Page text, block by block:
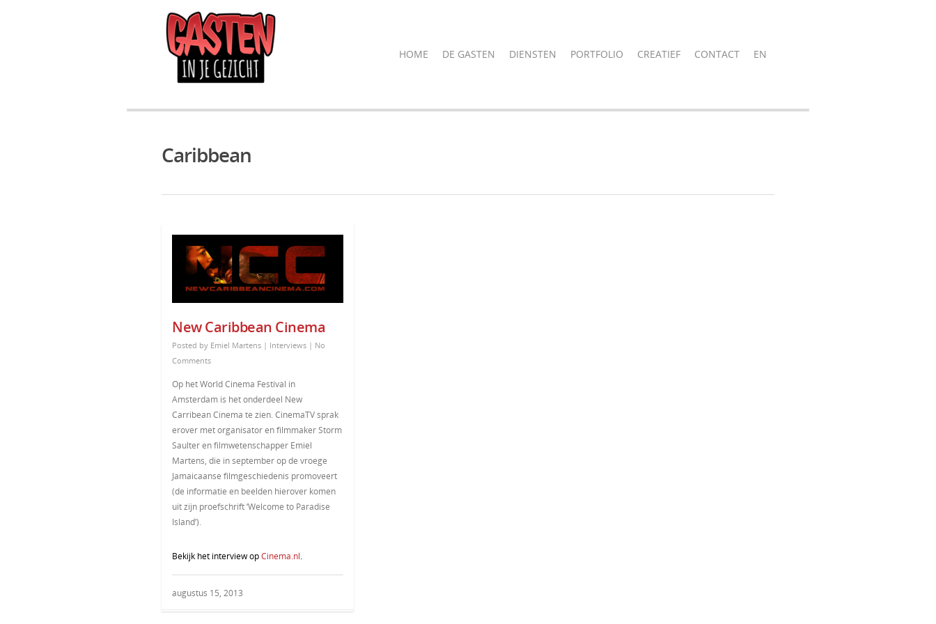
HOME DE GASTEN DIENSTEN PORTFOLIO CREATIEF CONTACT EN
Caribbean
New Caribbean Cinema
Posted by Emiel Martens | Interviews | No
Comments
Op het World Cinema Festival in
Amsterdam is het onderdeel New
Carribean Cinema te zien. CinemaTV sprak
erover met organisator en filmmaker Storm
Saulter en filmwetenschapper Emiel
Martens, die in september op de vroege
Jamaicaanse filmgeschiedenis promoveert
(de informatie en beelden hierover komen
uit zijn proefschrift ‘Welcome to Paradise
Island’).
Bekijk het interview opCinema.nl.
augustus 15, 2013